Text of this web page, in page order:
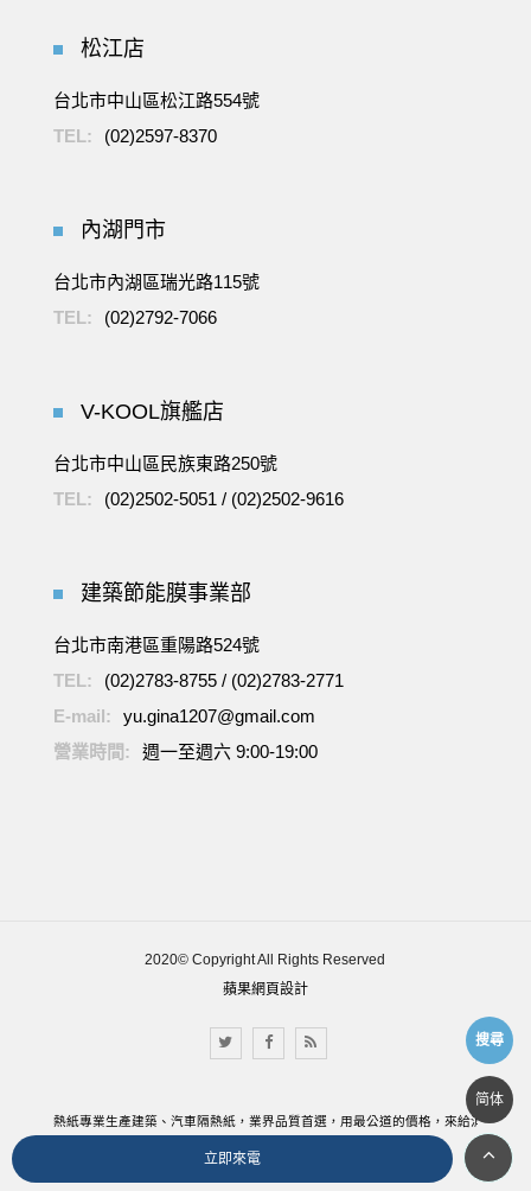
搜尋
简体
松江店
台北市中山區松江路554號
TEL:
(02)2597-8370
內湖門市
台北市內湖區瑞光路115號
TEL:
(02)2792-7066
V-KOOL旗艦店
台北市中山區民族東路250號
TEL:
(02)2502-5051 / (02)2502-9616
建築節能膜事業部
台北市南港區重陽路524號
TEL:
(02)2783-8755/ (02)2783-2771
E-mail:
yu.gina1207@gmail.com
營業時間:
週一至週六 9:00-19:00
2020© Copyright All Rights Reserved
蘋果網頁設計
旭冠隔熱紙專業生產建築、汽車隔熱紙，業界品質首選，用最公道的價格，來給消費者
立即來電